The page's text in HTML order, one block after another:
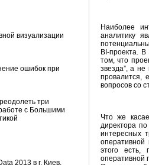
визуализации
ошибок при
три
с Большими
2013 в г. Киев,
Наиболее
аналитику
BI-проекта.
том, что
звезда”, а
провалится,
вопросов со
Что же
директора
интересных
этого есть,
оперативной